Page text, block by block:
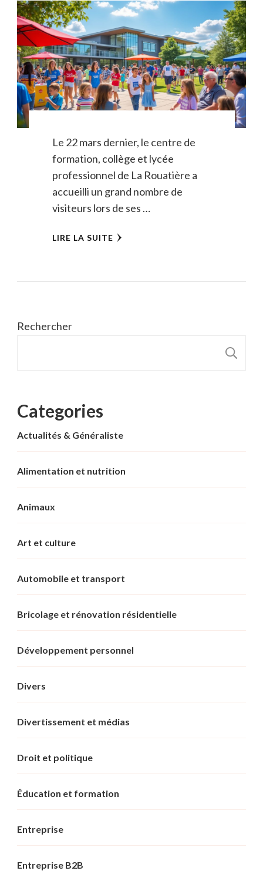
Le 22 mars dernier, le centre de
formation, collège et lycée
professionnel de La Rouatière a
accueilli un grand nombre de
visiteurs lors de ses …
LIRE LA SUITE
Rechercher
Categories
Actualités & Généraliste
Alimentation et nutrition
Animaux
Art et culture
Automobile et transport
Bricolage et rénovation résidentielle
Développement personnel
Divers
Divertissement et médias
Droit et politique
Éducation et formation
Entreprise
Entreprise B2B